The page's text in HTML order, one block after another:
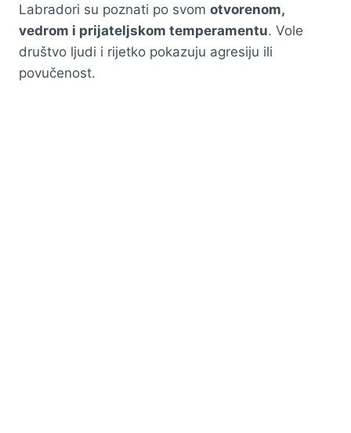
Labradori su poznati po svom otvorenom,
vedrom i prijateljskom temperamentu. Vole
društvo ljudi i rijetko pokazuju agresiju ili
povučenost.